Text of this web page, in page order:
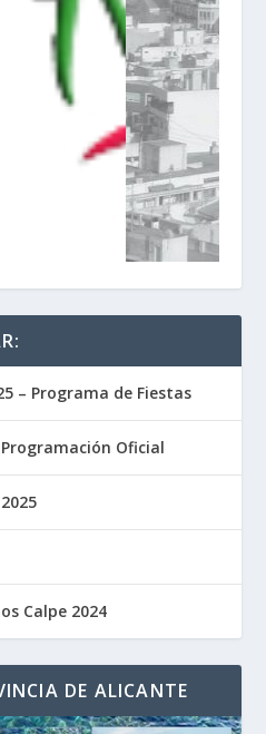
– Programa de Fiestas
Oficial
Calpe 2024
DE ALICANTE